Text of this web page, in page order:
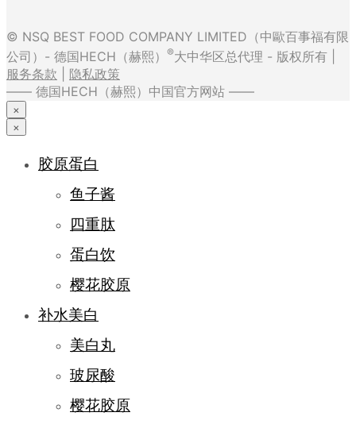
© NSQ BEST FOOD COMPANY LIMITED（中歐百事福有限
公司）- 德国HECH（赫熙）
®大中华区总代理 - 版权所有 |
服务条款
隐私政策
—— 德国HECH（赫熙）中国官方网站 ——
×
×
胶原蛋白
鱼子酱
四重肽
蛋白饮
樱花胶原
补水美白
美白丸
玻尿酸
樱花胶原